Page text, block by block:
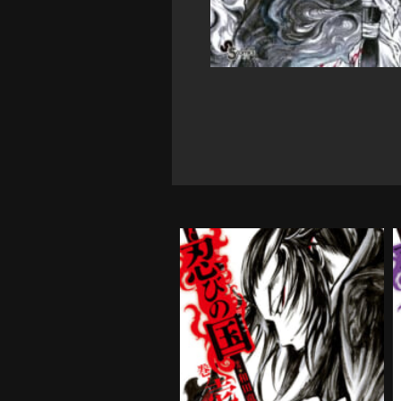
忍びの国 第1巻
購入する